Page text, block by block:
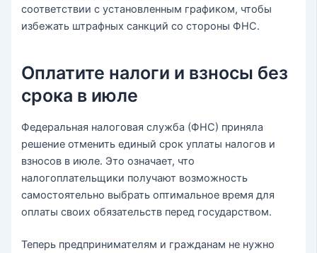
соответствии с установленным графиком, чтобы
избежать штрафных санкций со стороны ФНС.
Оплатите налоги и взносы без
срока в июле
Федеральная налоговая служба (ФНС) приняла
решение отменить единый срок уплаты налогов и
взносов в июле. Это означает, что
налогоплательщики получают возможность
самостоятельно выбрать оптимальное время для
оплаты своих обязательств перед государством.
Теперь предпринимателям и гражданам не нужно